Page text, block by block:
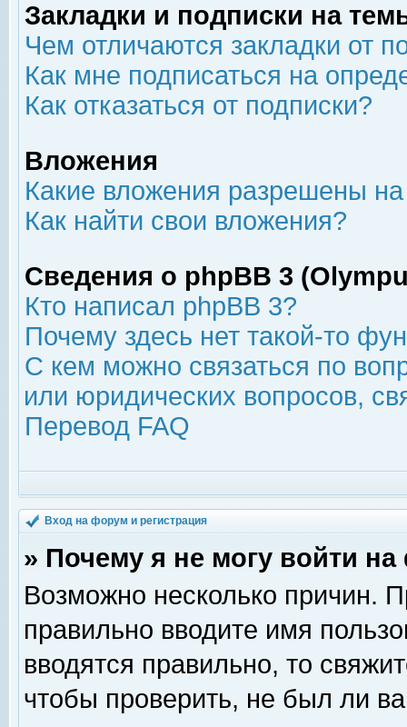
Закладки и подписки на
Чем отличаются закладки от
Как мне подписаться на
Как отказаться от подписки?
Вложения
Какие вложения разрешены
Как найти свои вложения?
Сведения о phpBB 3
Кто написал phpBB 3?
Почему здесь нет такой-то
С кем можно связаться по
или юридических вопросов,
Перевод FAQ
Вход на форум и регистрация
» Почему я не могу войти
Возможно несколько причин.
правильно вводите имя
вводятся правильно, то
чтобы проверить, не был ли